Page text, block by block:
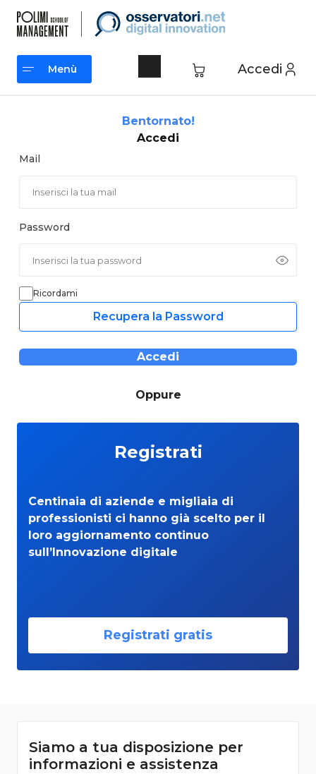
contenuto
Accedi
Menù
Bentornato!
Accedi
Mail
Password
Ricordami
Recupera la Password
Accedi
Oppure
Registrati
Centinaia di aziende e migliaia di
professionisti ci hanno già scelto per il
loro aggiornamento continuo
sull’Innovazione digitale
Registrati gratis
Siamo a tua disposizione per
informazioni e assistenza